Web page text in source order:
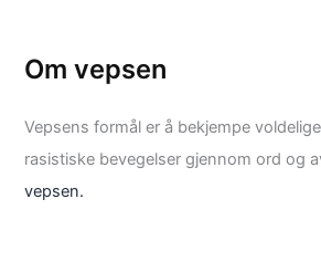
Om vepsen
Vepsens formål er å bekjempe
rasistiske bevegelser gjennom ord og
vepsen.